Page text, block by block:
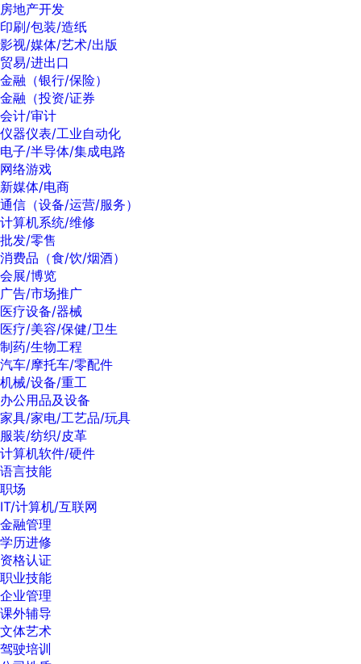
房地产开发
印刷/包装/造纸
影视/媒体/艺术/出版
贸易/进出口
金融（银行/保险）
金融（投资/证券
会计/审计
仪器仪表/工业自动化
电子/半导体/集成电路
网络游戏
新媒体/电商
通信（设备/运营/服务）
计算机系统/维修
批发/零售
消费品（食/饮/烟酒）
会展/博览
广告/市场推广
医疗设备/器械
医疗/美容/保健/卫生
制药/生物工程
汽车/摩托车/零配件
机械/设备/重工
办公用品及设备
家具/家电/工艺品/玩具
服装/纺织/皮革
计算机软件/硬件
语言技能
职场
IT/计算机/互联网
金融管理
学历进修
资格认证
职业技能
企业管理
课外辅导
文体艺术
驾驶培训